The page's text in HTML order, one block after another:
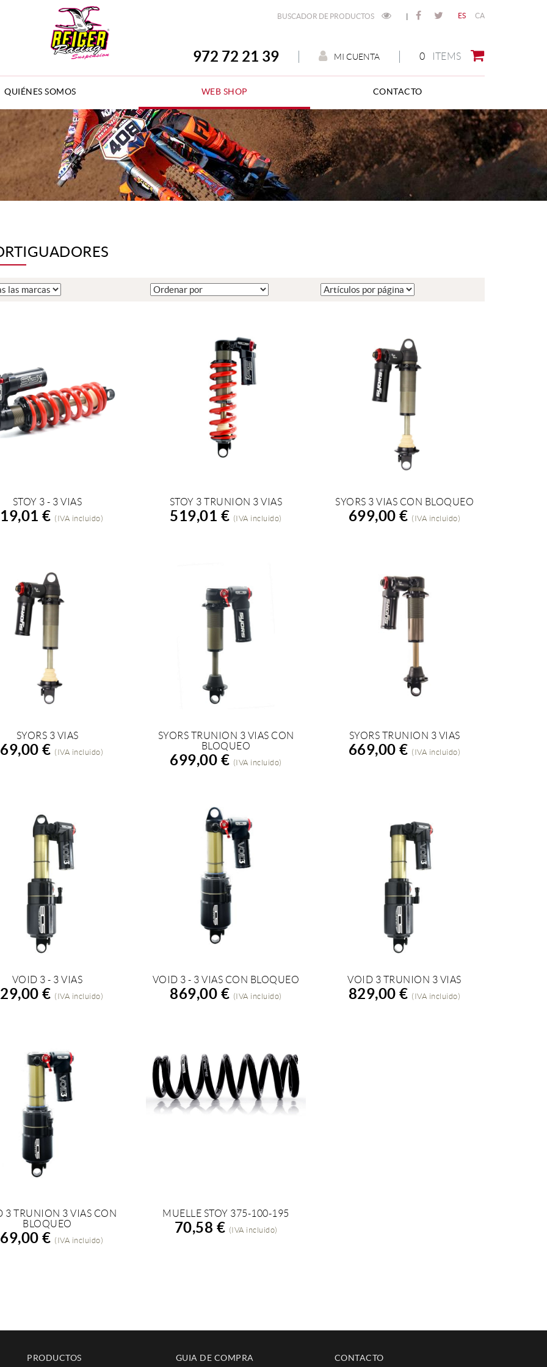
ES CA
BUSCADOR DE PRODUCTOS |
0 ITEMS
MI CUENTA
972 72 21 39
QUIÉNES SOMOS WEB SHOP CONTACTO
A LA COMPRA
STOY 3 - 3 VIAS
€ (IVA incluido)
AÑADIR A LA COMPRA
STOY 3 TRUNION 3 VIAS
519,01 € (IVA incluido)
AÑADIR A LA COMPRA
SYORS 3 VIAS CON BLOQUEO
699,00 € (IVA incluido)
A LA COMPRA
SYORS 3 VIAS
€ (IVA incluido)
AÑADIR A LA COMPRA
SYORS TRUNION 3 VIAS CON
BLOQUEO
699,00 € (IVA incluido)
AÑADIR A LA COMPRA
SYORS TRUNION 3 VIAS
669,00 € (IVA incluido)
A LA COMPRA
VOID 3 - 3 VIAS
€ (IVA incluido)
AÑADIR A LA COMPRA
VOID 3 - 3 VIAS CON BLOQUEO
869,00 € (IVA incluido)
AÑADIR A LA COMPRA
VOID 3 TRUNION 3 VIAS
829,00 € (IVA incluido)
A LA COMPRA
3 TRUNION 3 VIAS CON
BLOQUEO
€ (IVA incluido)
AÑADIR A LA COMPRA
MUELLE STOY 375-100-195
70,58 € (IVA incluido)
PRODUCTOS GUIA DE COMPRA CONTACTO